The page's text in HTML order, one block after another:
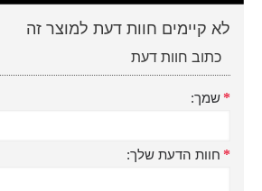
לא קיימים חוות דעת למוצר זה
כתוב חוות דעת
שמך:
חוות הדעת שלך: